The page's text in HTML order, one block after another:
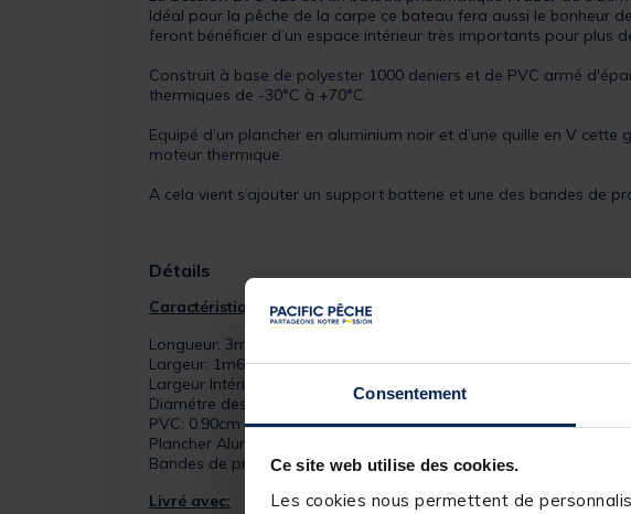
Consentement
Ce site web utilise des cookies.
Les cookies nous permettent de
Idéal pour la pêche de la carpe ce bateau fera aussi le bonheur
feront bénéficier d’un espace intérieur très importants pour plus
Construit à base de polyester 1000 deniers et de PVC armé
thermiques de -30°C à +70°C.
Equipé d’un plancher en aluminium noir et d’une quille en V
moteur thermique.
A cela vient s’ajouter un support batterie et une des bandes de
Détails
Caractéristiques:
Longueur: 3m20
Largeur: 1m60
Largeur Intérieur: 70cm
Diamétre des tubes: 45cm
PVC: 0.90cm
Plancher Aluminium
Bandes de protection PVC
Livré avec: